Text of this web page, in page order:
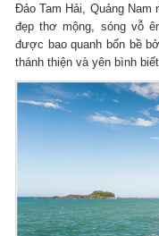
Đảo Tam Hải, Quảng Nam
đẹp thơ mộng, sóng vỗ
được bao quanh bốn bề
thánh thiện và yên bình